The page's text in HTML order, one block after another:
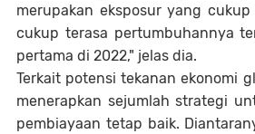
merupakan eksposur yang
cukup terasa pertumbuhannya
pertama di 2022," jelas dia.
Terkait potensi tekanan ekonomi
menerapkan sejumlah strategi
pembiayaan tetap baik.